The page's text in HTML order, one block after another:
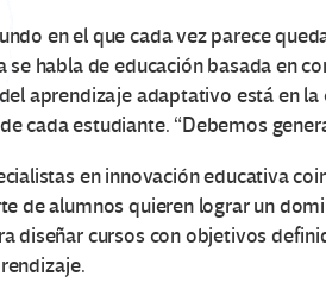
en el que cada vez parece
se habla de educación basada en
aprendizaje adaptativo está en
cada estudiante. “Debemos
en innovación educativa
de alumnos quieren lograr un
diseñar cursos con objetivos